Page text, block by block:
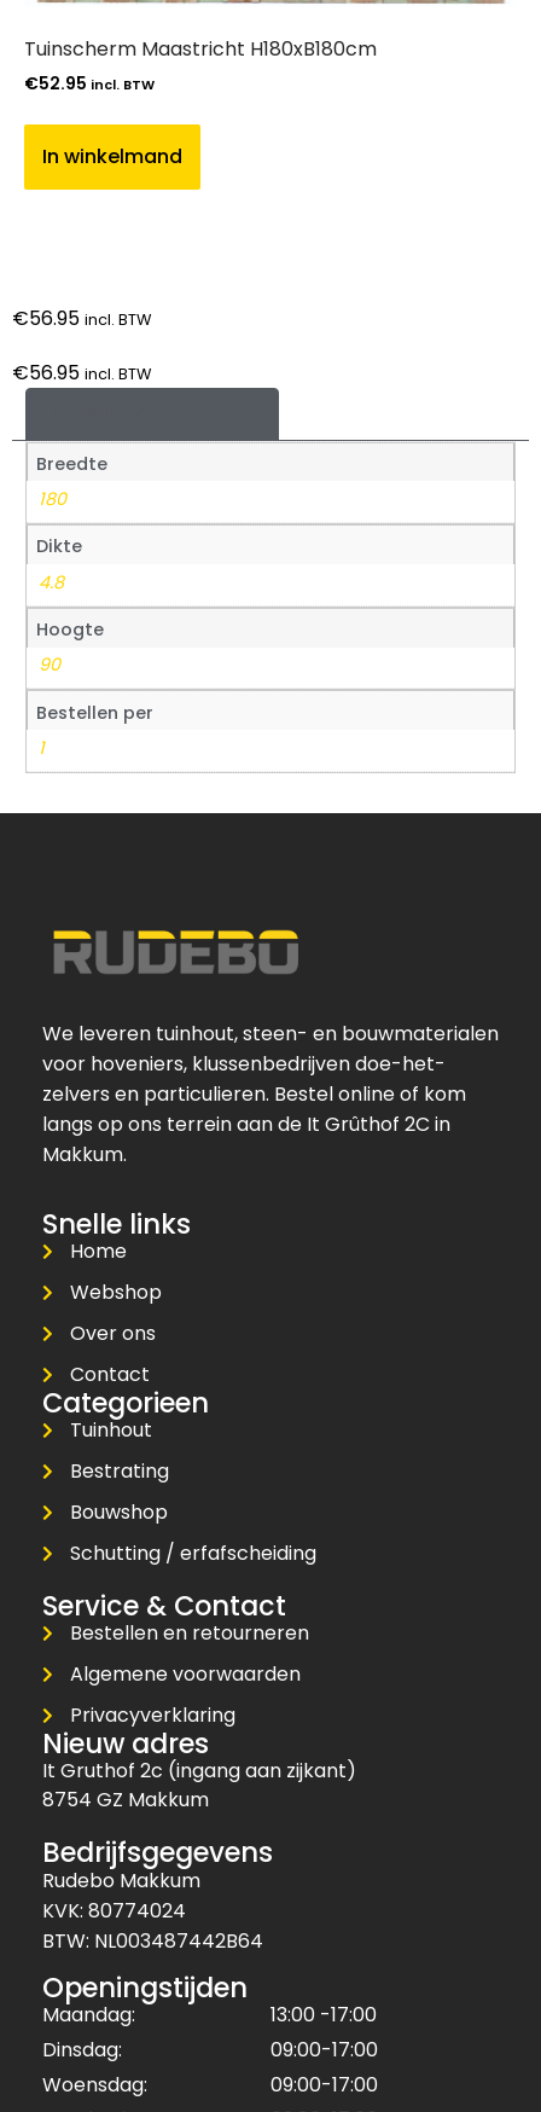
Tuinscherm Maastricht H180xB180cm
€52.95 incl. BTW
In winkelmand
€56.95 incl. BTW
€56.95 incl. BTW
Breedte
180
Dikte
4.8
Hoogte
90
Bestellen per
1
We leveren tuinhout, steen- en bouwmaterialen
voor hoveniers, klussenbedrijven doe-het-
zelvers en particulieren. Bestel online of kom
langs op ons terrein aan de It Grûthof 2C in
Makkum.
Snelle links
Home
Webshop
Over ons
Contact
Categorieen
Tuinhout
Bestrating
Bouwshop
Schutting / erfafscheiding
Service & Contact
Bestellen en retourneren
Algemene voorwaarden
Privacyverklaring
Nieuw adres
It Gruthof 2c (ingang aan zijkant)
8754 GZ Makkum
Bedrijfsgegevens
Rudebo Makkum
KVK: 80774024
BTW: NL003487442B64
Openingstijden
Maandag:
13:00 -17:00
Dinsdag:
09:00-17:00
Woensdag:
09:00-17:00